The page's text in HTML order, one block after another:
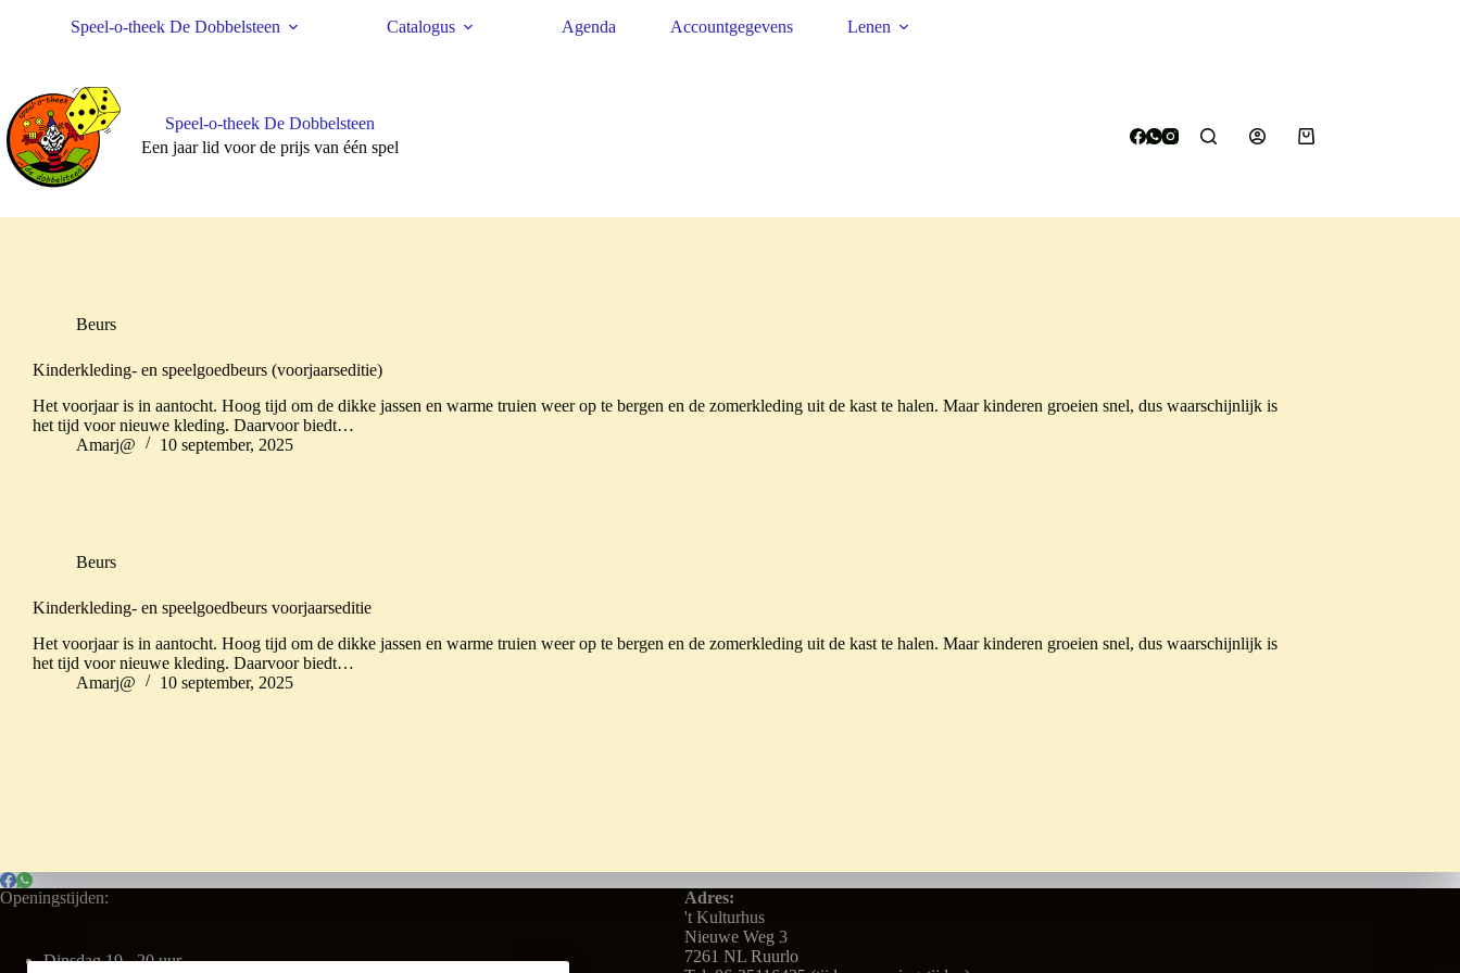
Speel-o-theek De Dobbelsteen Catalogus Agenda Accountgegevens Lenen
Speel-o-theek De Dobbelsteen
Een jaar lid voor de prijs van één spel
Winkelwagen
Beurs
Kinderkleding- en speelgoedbeurs (voorjaarseditie)
Het voorjaar is in aantocht. Hoog tijd om de dikke jassen en warme truien weer op te bergen en de zomerkleding uit de kast te halen. Maar kinderen groeien snel, dus waarschijnlijk is
het tijd voor nieuwe kleding. Daarvoor biedt…
Amarj@
10 september, 2025
Beurs
Kinderkleding- en speelgoedbeurs voorjaarseditie
Het voorjaar is in aantocht. Hoog tijd om de dikke jassen en warme truien weer op te bergen en de zomerkleding uit de kast te halen. Maar kinderen groeien snel, dus waarschijnlijk is
het tijd voor nieuwe kleding. Daarvoor biedt…
Amarj@
10 september, 2025
Openingstijden:
Dinsdag 19 - 20 uur
Adres:
't Kulturhus
Nieuwe Weg 3
7261 NL Ruurlo